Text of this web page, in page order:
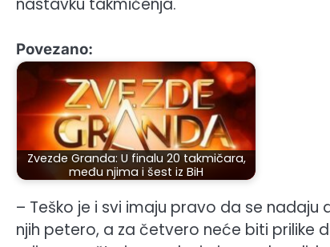
Povezano:
Zvezde Granda: U finalu 20 takmičara,
među njima i šest iz BiH
– Teško je i svi imaju pravo da se
njih petero, a za četvero neće biti prilike